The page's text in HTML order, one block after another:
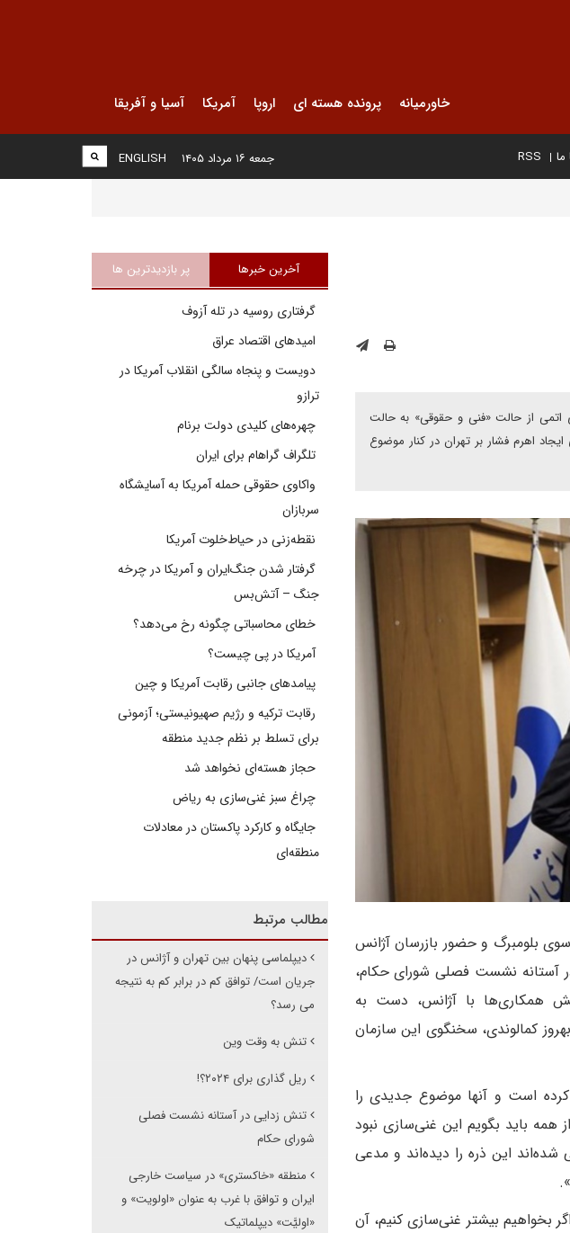
خاورمیانه پرونده هسته ای اروپا آمریکا آسیا و آفریقا
RSS
ENGLISH جمعه ۱۶ مرداد ۱۴۰۵
اتمی از حالت «فنی و حقوقی» به حالت
اهرم فشار بر تهران در کنار موضوع
ایران از سوی بلومبرگ و حضور بازرسان آژانس
آستانه نشست فصلی شورای حکام،
همکاری‌ها با آژانس، دست به
کمالوندی، سخنگوی این سازمان
را منتشر کرده است و آنها موضوع جدیدی را
را آغاز کرده است. اول از همه باید بگویم این غنی‌سازی نبود‌
این ذره را دیده‌اند و مدعی
عنوان می‌‌کند: «غنی‌سازی ما در ۶۰ درصد است. ما اگر بخواهیم بیشتر غنی‌سازی کنیم، آن
آخرین خبرها پر بازدیدترین ها
گرفتاری روسیه در تله آزوف
امیدهای اقتصاد عراق
دویست و پنجاه سالگی انقلاب آمریکا در
ترازو
چهره‌های کلیدی دولت برنام
تلگراف گراهام برای ایران
واکاوی حقوقی حمله آمریکا به آسایشگاه
سربازان
نقطه‌زنی در حیاط‌خلوت آمریکا
گرفتار شدن جنگ‌ایران و آمریکا در چرخه
جنگ – آتش‌بس
خطای محاسباتی چگونه رخ می‌دهد؟
آمریکا در پی چیست؟
پیامدهای جانبی رقابت آمریکا و چین
رقابت ترکیه و رژیم صهیونیستی؛ آزمونی
برای تسلط بر نظم جدید منطقه
حجاز هسته‌ای نخواهد شد
چراغ سبز غنی‌سازی به ریاض
جایگاه و کارکرد پاکستان در معادلات
منطقه‌ای
مطالب مرتبط
دیپلماسی پنهان بین تهران و آژانس در
جریان است/ توافق کم در برابر کم به نتیجه
می رسد؟
تنش به وقت وین
ریل گذاری برای ۲۰۲۴؟!
تنش زدایی در آستانه نشست فصلی
شورای حکام
منطقه «خاکستری» در سیاست خارجی
ایران و توافق با غرب به عنوان «اولویت» و
«اولیَّت» دیپلماتیک